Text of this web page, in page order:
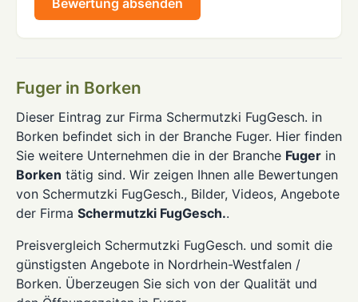
Fuger in Borken
Dieser Eintrag zur Firma Schermutzki FugGesch. in
Borken befindet sich in der Branche Fuger. Hier finden
Sie weitere Unternehmen die in der Branche Fuger in
Borken tätig sind. Wir zeigen Ihnen alle Bewertungen
von Schermutzki FugGesch., Bilder, Videos, Angebote
der Firma Schermutzki FugGesch..
Preisvergleich Schermutzki FugGesch. und somit die
günstigsten Angebote in Nordrhein-Westfalen /
Borken. Überzeugen Sie sich von der Qualität und